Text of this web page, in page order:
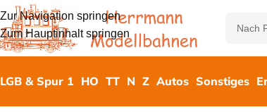
Zur Navigation springen
Zum Hauptinhalt springen
LGB & Spur 1 HO TT N Z Autos Sonstiges